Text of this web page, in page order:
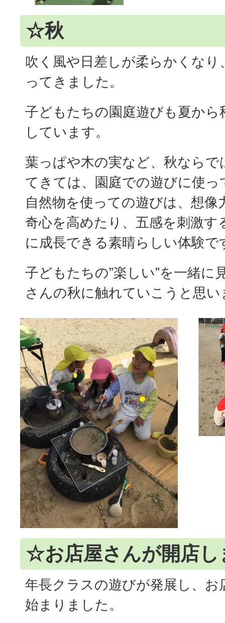
☆秋
吹く風や日差しが柔らかくなり
ってきました。
子どもたちの園庭遊びも夏から
しています。
葉っぱや木の実など、秋ならで
てきては、園庭での遊びに使っ
自然物を使っての遊びは、想像
奇心を高めたり、五感を刺激す
に成長できる素晴らしい体験で
子どもたちの”楽しい”を一緒に
さんの秋に触れていこうと思い
☆お店屋さんが開店し
年長クラスの遊びが発展し、お
始まりました。